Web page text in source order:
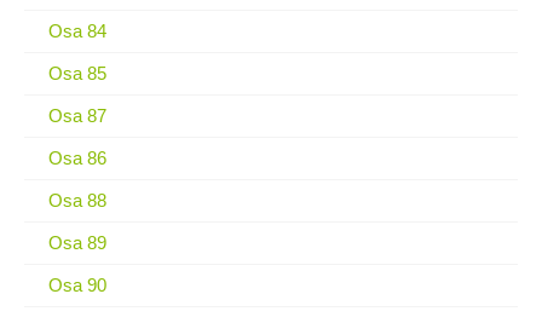
Osa 84
Osa 85
Osa 87
Osa 86
Osa 88
Osa 89
Osa 90